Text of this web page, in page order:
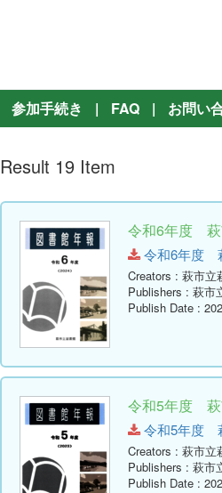
参加手続き | FAQ | お問い
Result 19 Item
令和6年度 萩
令和6年度
Creators : 萩市立
Publishers : 萩市
Publish Date :
令和5年度 萩
令和5年度
Creators : 萩市立
Publishers : 萩市
Publish Date :